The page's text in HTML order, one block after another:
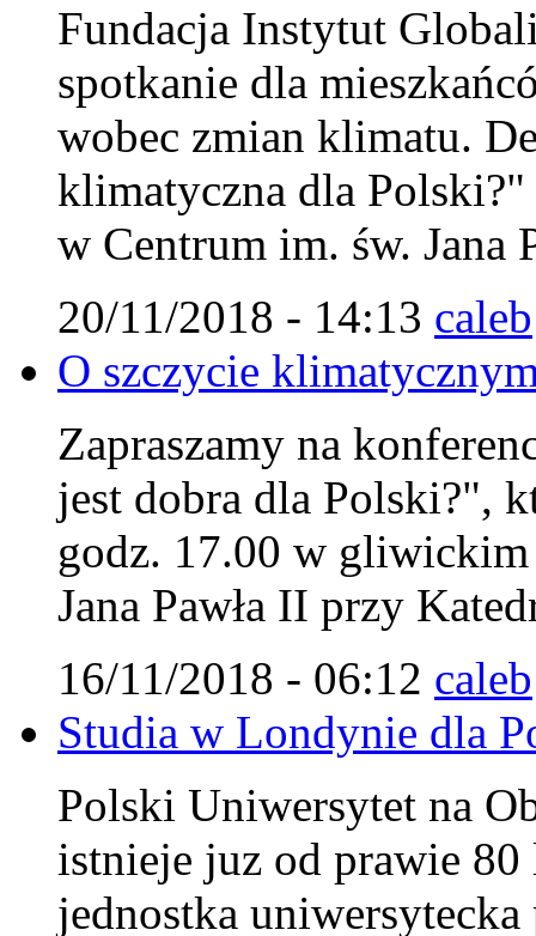
Fundacja Instytut
spotkanie dla
wobec zmian klimatu.
klimatyczna dla
w Centrum im. św. Jana
20/11/2018 - 14:13 caleb
O szczycie
Zapraszamy na
jest dobra dla Polski?",
godz. 17.00 w
Jana Pawła II przy
16/11/2018 - 06:12 caleb
Studia w Londynie dla
Polski Uniwersytet na
istnieje juz od prawie 80
jednostka